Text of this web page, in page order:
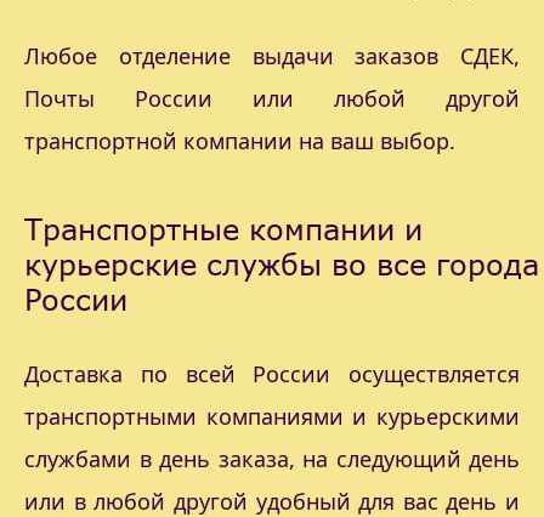
Любое отделение выдачи заказов СДЕК,
Почты России или любой другой
транспортной компании на ваш выбор.
Транспортные компании и
курьерские службы во все города
России
Доставка по всей России осуществляется
транспортными компаниями и курьерскими
службами в день заказа, на следующий день
или в любой другой удобный для вас день и